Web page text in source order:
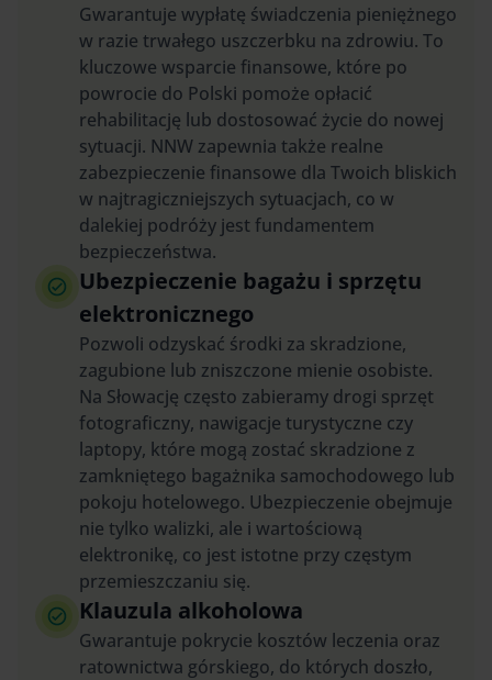
Gwarantuje wypłatę świadczenia pieniężnego
w razie trwałego uszczerbku na zdrowiu. To
kluczowe wsparcie finansowe, które po
powrocie do Polski pomoże opłacić
rehabilitację lub dostosować życie do nowej
sytuacji. NNW zapewnia także realne
zabezpieczenie finansowe dla Twoich bliskich
w najtragiczniejszych sytuacjach, co w
dalekiej podróży jest fundamentem
bezpieczeństwa.
Ubezpieczenie bagażu i sprzętu
elektronicznego
Pozwoli odzyskać środki za skradzione,
zagubione lub zniszczone mienie osobiste.
Na Słowację często zabieramy drogi sprzęt
fotograficzny, nawigacje turystyczne czy
laptopy, które mogą zostać skradzione z
zamkniętego bagażnika samochodowego lub
pokoju hotelowego. Ubezpieczenie obejmuje
nie tylko walizki, ale i wartościową
elektronikę, co jest istotne przy częstym
przemieszczaniu się.
Klauzula alkoholowa
Gwarantuje pokrycie kosztów leczenia oraz
ratownictwa górskiego, do których doszło,